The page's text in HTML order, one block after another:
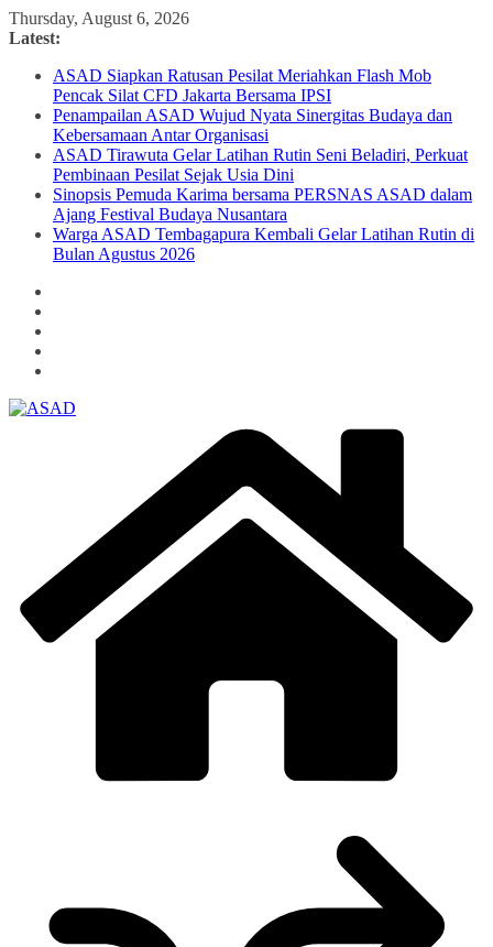
Skip
to
Thursday, August 6, 2026
Latest:
ASAD Siapkan Ratusan Pesilat Meriahkan Flash Mob
Pencak Silat CFD Jakarta Bersama IPSI
Penampailan ASAD Wujud Nyata Sinergitas Budaya dan
Kebersamaan Antar Organisasi
ASAD Tirawuta Gelar Latihan Rutin Seni Beladiri, Perkuat
Pembinaan Pesilat Sejak Usia Dini
Sinopsis Pemuda Karima bersama PERSNAS ASAD dalam
Ajang Festival Budaya Nusantara
Warga ASAD Tembagapura Kembali Gelar Latihan Rutin di
Bulan Agustus 2026